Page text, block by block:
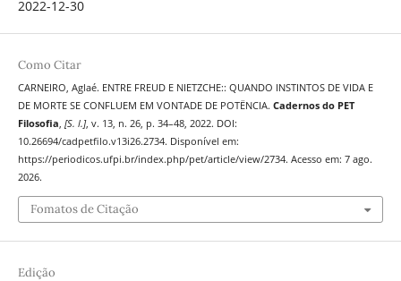
2022-12-30
Como Citar
CARNEIRO, Aglaé. ENTRE FREUD E NIETZCHE:: QUANDO INSTINTOS DE VIDA E
DE MORTE SE CONFLUEM EM VONTADE DE POTËNCIA. Cadernos do PET
Filosofia, [S. l.], v. 13, n. 26, p. 34–48, 2022. DOI:
10.26694/cadpetfilo.v13i26.2734. Disponível em:
https://periodicos.ufpi.br/index.php/pet/article/view/2734. Acesso em: 7 ago.
2026.
Fomatos de Citação
Edição